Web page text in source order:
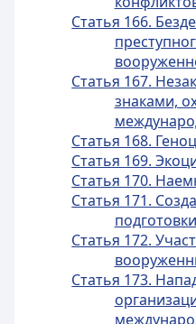
Статья 166.
Статья 167.
знаками,
Статья 168.
Статья 169.
Статья 170.
Статья 171.
Статья 172.
Статья 173.